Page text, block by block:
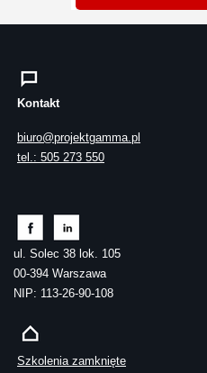
Kontakt
biuro@projektgamma.pl
tel.: 505 273 550
ul. Solec 38 lok. 105
00-394 Warszawa
NIP: 113-26-90-108
Szkolenia zamknięte